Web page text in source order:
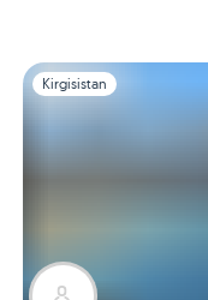
Folie 1 von 1
Kirgisistan